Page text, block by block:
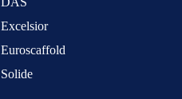
Excelsior
Euroscaffold
Solide